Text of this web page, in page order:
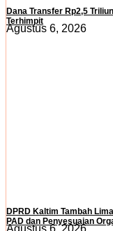
Dana Transfer Rp2,5
Terhimpit
Agustus 6, 2026
DPRD Kaltim Tambah
PAD dan Penyesuaian
Agustus 6, 2026